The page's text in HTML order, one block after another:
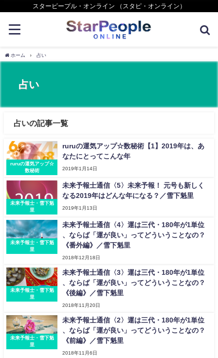
スターピープル・オンライン （スタピ・オンライン）
ホーム 占い
占い
占いの記事一覧
ruruの運気アップ☆
数秘術
ruruの運気アップ☆数秘術【1】2019年は、あ
なたにとってこんな年
2019年1月14日
未来予報士・雪下魁
里
未来予報士通信〈5〉未来予報！ 元号も新しく
なる2019年はどんな年になる？／雪下魁里
2019年1月13日
未来予報士・雪下魁
里
未来予報士通信〈4〉運は三代・180年が1単位
、ならば「運が良い」ってどういうことなの？
《番外編》／雪下魁里
2018年12月18日
未来予報士・雪下魁
里
未来予報士通信〈3〉運は三代・180年が1単位
、ならば「運が良い」ってどういうことなの？
《後編》／雪下魁里
2018年11月20日
未来予報士・雪下魁
里
未来予報士通信〈2〉運は三代・180年が1単位
、ならば「運が良い」ってどういうことなの？
《前編》／雪下魁里
2018年11月6日